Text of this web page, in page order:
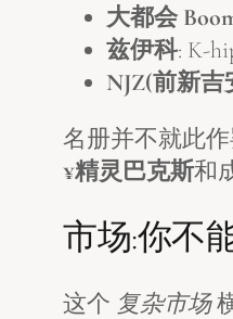
大都会
兹伊科: K-
NJZ(前新吉
名册并不就此
¥精灵巴克斯和
市场:你不
这个 复杂市场